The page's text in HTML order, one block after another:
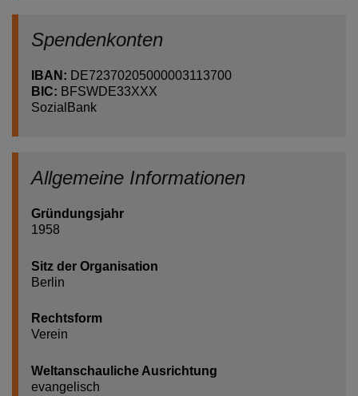
Spendenkonten
IBAN: DE72370205000003113700
BIC: BFSWDE33XXX
SozialBank
Allgemeine Informationen
Gründungsjahr
1958
Sitz der Organisation
Berlin
Rechtsform
Verein
Weltanschauliche Ausrichtung
evangelisch